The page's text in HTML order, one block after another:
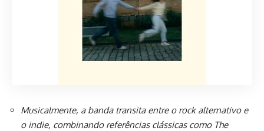
Musicalmente, a banda transita entre o rock alternativo e
o indie, combinando referências clássicas como The